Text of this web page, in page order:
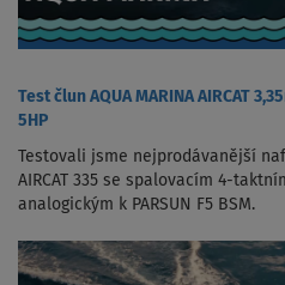
Test člun AQUA MARINA AIRCAT
5HP
Testovali jsme nejprodávanější
AIRCAT 335 se spalovacím 4-
analogickým k PARSUN F5 BSM.